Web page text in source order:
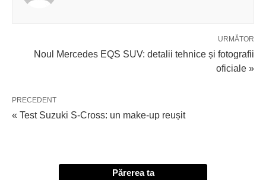
URMĂTOR
Noul Mercedes EQS SUV: detalii tehnice și fotografii
oficiale »
PRECEDENT
« Test Suzuki S-Cross: un make-up reușit
Părerea ta